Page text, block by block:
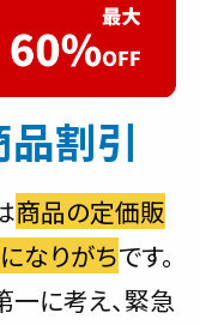
割引
商品の定価販
なりがちです。
一に考え、緊急